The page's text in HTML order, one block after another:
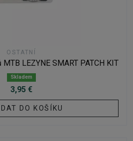
OSTATNÍ
LEZYNE SMART PATCH KIT
Skladem
3,95 €
DO KOŠÍKU